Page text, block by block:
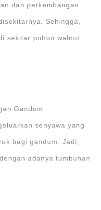
dan perkembangan
Sehingga,
sekitar pohon walnut
Gandum
senyawa yang
bagi gandum. Jadi,
adanya tumbuhan